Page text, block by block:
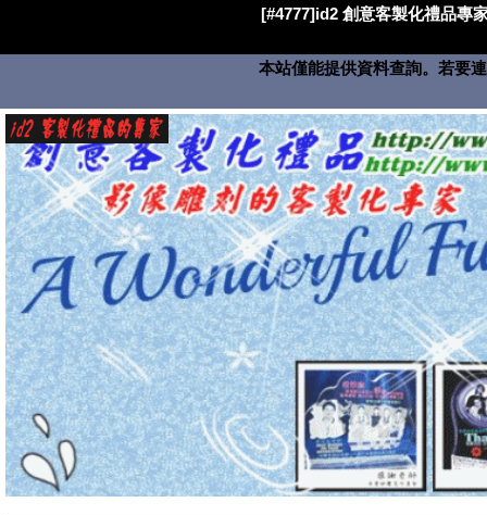
[#4777]id2 創意客製化禮品專
本站僅能提供資料查詢。若要